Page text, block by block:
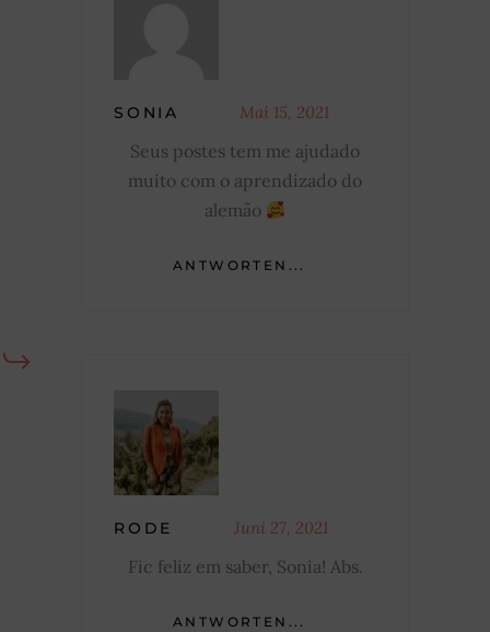
SONIA Mai 15, 2021
Seus postes tem me ajudado
muito com o aprendizado do
alemão
ANTWORTEN...
RODE Juni 27, 2021
Fic feliz em saber, Sonia! Abs.
ANTWORTEN...